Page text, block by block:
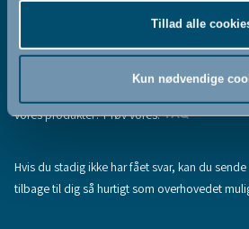
Tillad alle
Kun nødvendige
Fandt du ikke den information, du søgte, eller
vores produkter? Prøv vores:FAQ
Hvis du stadig ikke har fået svar, kan du
tilbage til dig så hurtigt som overhovedet